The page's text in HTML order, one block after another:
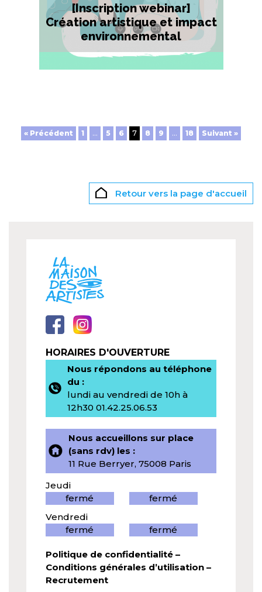
[Inscription webinar]
Création artistique et impact
environnemental
« Précédent 1 … 5 6 7 8 9 … 18 Suivant »
Retour vers la page d'accueil
HORAIRES D'OUVERTURE
Nous répondons au téléphone
du :
lundi au vendredi de 10h à
12h30 01.42.25.06.53
Nous accueillons sur place
(sans rdv) les :
11 Rue Berryer, 75008 Paris
Jeudi
fermé
fermé
Vendredi
fermé
fermé
Politique de confidentialité –
Conditions générales d’utilisation –
Recrutement